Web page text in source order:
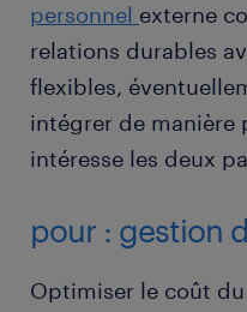
personnel externe
relations durables
flexibles,
intégrer de manière
intéresse les deux
pour : gestion
Optimiser le coût